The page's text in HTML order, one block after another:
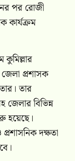
পর রোজী
কার্যক্রম
কুমিল্লার
প্রশাসক
তার
জেলার বিভিন্ন
হয়েছে।
দক্ষতা